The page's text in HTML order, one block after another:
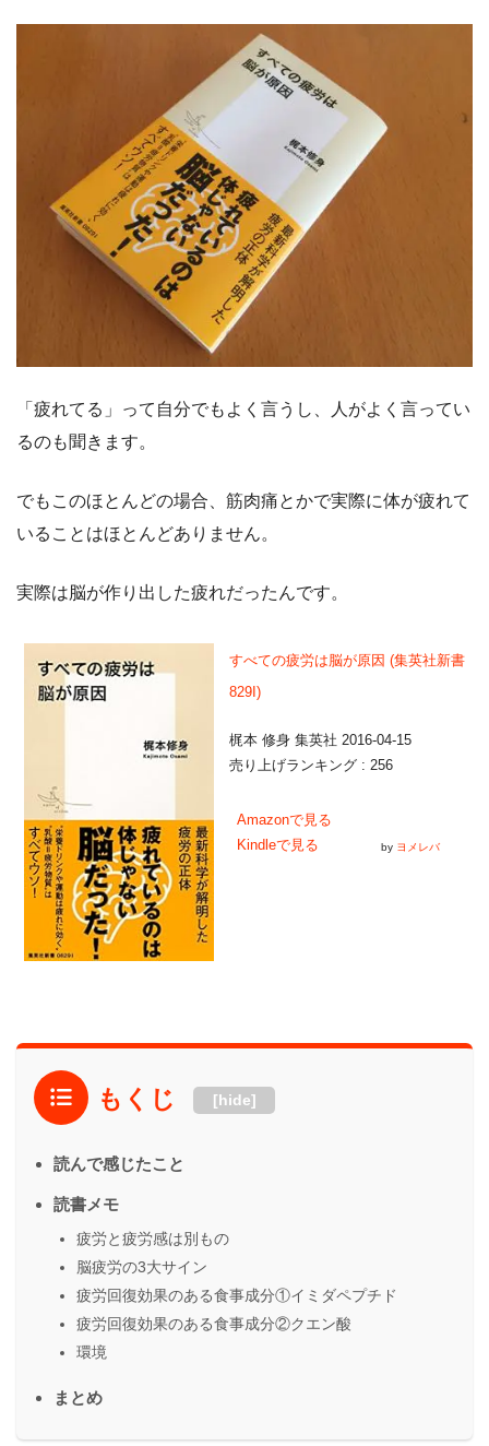
「疲れてる」って自分でもよく言うし、人がよく言ってい
るのも聞きます。
でもこのほとんどの場合、筋肉痛とかで実際に体が疲れて
いることはほとんどありません。
実際は脳が作り出した疲れだったんです。
すべての疲労は脳が原因 (集英社新書
829I)
梶本 修身 集英社 2016-04-15
売り上げランキング : 256
Amazonで見る
Kindleで見る
by ヨメレバ
もくじ [hide]
読んで感じたこと
読書メモ
疲労と疲労感は別もの
脳疲労の3大サイン
疲労回復効果のある食事成分①イミダペプチド
疲労回復効果のある食事成分②クエン酸
環境
まとめ